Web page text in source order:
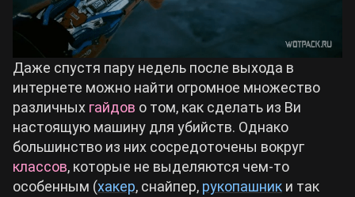
Даже спустя пару недель после выхода в
интернете можно найти огромное множество
различных гайдов о том, как сделать из Ви
настоящую машину для убийств. Однако
большинство из них сосредоточены вокруг
классов, которые не выделяются чем-то
особенным (хакер, снайпер, рукопашник и так